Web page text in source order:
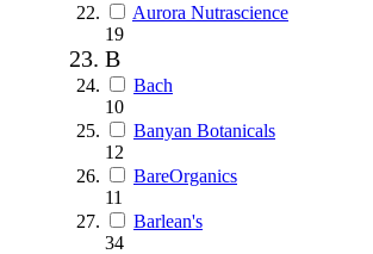
Aurora Nutrascience
19
B
Bach
10
Banyan Botanicals
12
BareOrganics
11
Barlean's
34